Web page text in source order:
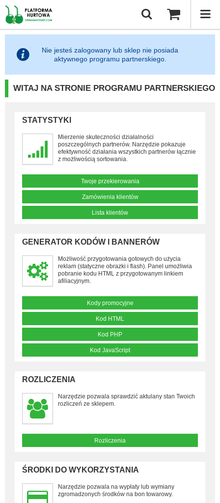
Nie jesteś zalogowany lub sklep nie posiada
aktywnego programu partnerskiego.
WITAJ NA STRONIE PROGRAMU PARTNERSKIEGO
STATYSTYKI
Mierzenie skuteczności działalności
poszczególnych partnerów. Narzędzie pokazuje
efektywność działania wszystkich partnerów łącznie
z możliwością sortowania.
Twoje przekierowania
Zamówienia klientów
Lista klientów
GENERATOR KODÓW I BANNERÓW
Możliwość przygotowania gotowych do użycia
reklam (statyczne obrazki i flash). Panel umożliwia
pobranie kodu HTML z przygotowanym linkiem
afiliacyjnym.
Kody promocyjne
Kod HTML
Kod PHP
Kod JavaScript
ROZLICZENIA
Narzędzie pozwala sprawdzić aktulany stan Twoich
rozliczeń ze sklepem.
Rozliczenia
ŚRODKI DO WYKORZYSTANIA
Narzędzie pozwala na wypłaty lub wymiany
zgromadzonych środków na bon towarowy.